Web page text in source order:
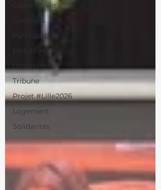
Cadre de vie
Courriers
Participation
Mobilité
Urbanisme
Tribune
Projet #Lille2026
Logement
Solidarités